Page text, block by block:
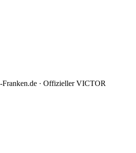
· Offizieller VICTOR